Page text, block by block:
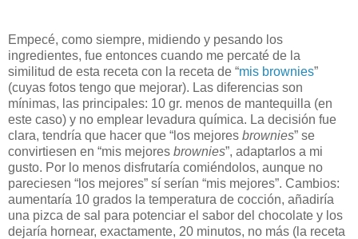
Empecé, como siempre, midiendo y pesando los
ingredientes, fue entonces cuando me percaté de la
similitud de esta receta con la receta de “mis brownies”
(cuyas fotos tengo que mejorar). Las diferencias son
mínimas, las principales: 10 gr. menos de mantequilla (en
este caso) y no emplear levadura química. La decisión fue
clara, tendría que hacer que “los mejores brownies” se
convirtiesen en “mis mejores brownies”, adaptarlos a mi
gusto. Por lo menos disfrutaría comiéndolos, aunque no
pareciesen “los mejores” sí serían “mis mejores”. Cambios:
aumentaría 10 grados la temperatura de cocción, añadiría
una pizca de sal para potenciar el sabor del chocolate y los
dejaría hornear, exactamente, 20 minutos, no más (la receta